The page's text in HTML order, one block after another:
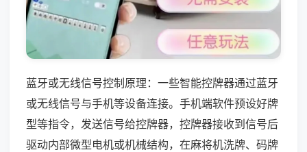
蓝牙或无线信号控制原理：一些智能控牌器通过蓝牙
或无线信号与手机等设备连接。手机端软件预设好牌
型等指令，发送信号给控牌器，控牌器接收到信号后
驱动内部微型电机或机械结构，在麻将机洗牌、码牌